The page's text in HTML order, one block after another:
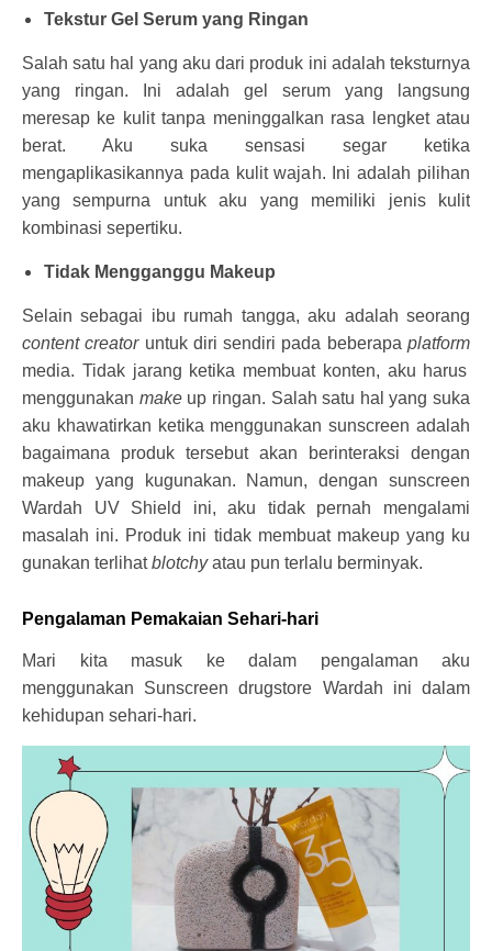
Tekstur Gel Serum yang Ringan
Salah satu hal yang aku dari produk ini adalah teksturnya
yang ringan. Ini adalah gel serum yang langsung
meresap ke kulit tanpa meninggalkan rasa lengket atau
berat. Aku suka sensasi segar ketika
mengaplikasikannya pada kulit wajah. Ini adalah pilihan
yang sempurna untuk aku yang memiliki jenis kulit
kombinasi sepertiku.
Tidak Mengganggu Makeup
Selain sebagai ibu rumah tangga, aku adalah seorang
content creatoruntuk diri sendiri pada beberapaplatform
media. Tidak jarang ketika membuat konten, aku harus
menggunakan make up ringan. Salah satu hal yang suka
aku khawatirkan ketika menggunakan sunscreen adalah
bagaimana produk tersebut akan berinteraksi dengan
makeup yang kugunakan. Namun, dengan sunscreen
Wardah UV Shield ini, aku tidak pernah mengalami
masalah ini. Produk ini tidak membuat makeup yang ku
gunakan terlihatblotchyatau pun terlalu berminyak.
Pengalaman Pemakaian Sehari-hari
Mari kita masuk ke dalam pengalaman aku
menggunakan Sunscreen drugstore Wardah ini dalam
kehidupan sehari-hari.